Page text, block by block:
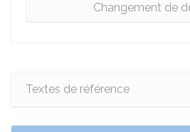
Changement de
Textes de référence